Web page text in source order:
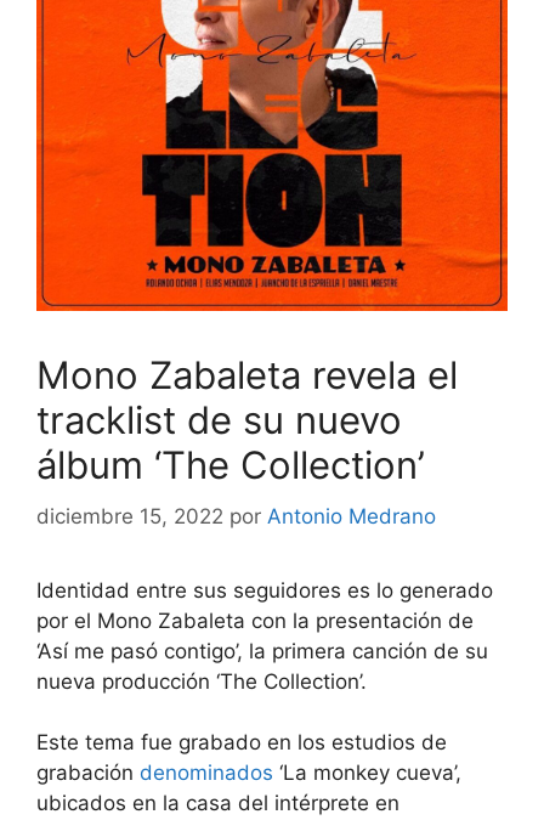
Mono Zabaleta revela el
tracklist de su nuevo
álbum ‘The Collection’
diciembre 15, 2022 por Antonio Medrano
Identidad entre sus seguidores es lo generado
por el Mono Zabaleta con la presentación de
‘Así me pasó contigo’, la primera canción de su
nueva producción ‘The Collection’.
Este tema fue grabado en los estudios de
grabación denominados ‘La monkey cueva’,
ubicados en la casa del intérprete en